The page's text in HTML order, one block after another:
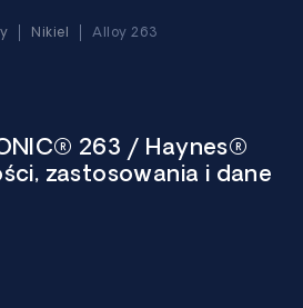
Nikiel Alloy 263
263 / Haynes®
zastosowania i dane
jako NIMONIC® 263, to
superstop na bazie niklu,